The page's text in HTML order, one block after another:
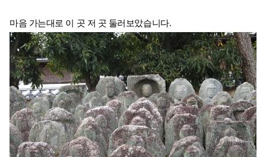
마음 가는대로 이 곳 저 곳 둘러보았습니다.